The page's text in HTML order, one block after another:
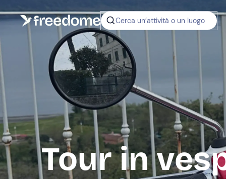
Cerca un’attività o un luogo
Tour in